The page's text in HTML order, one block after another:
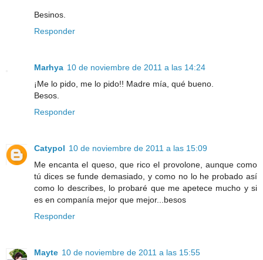
Besinos.
Responder
Marhya 10 de noviembre de 2011 a las 14:24
¡Me lo pido, me lo pido!! Madre mía, qué bueno.
Besos.
Responder
Catypol 10 de noviembre de 2011 a las 15:09
Me encanta el queso, que rico el provolone, aunque como
tú dices se funde demasiado, y como no lo he probado así
como lo describes, lo probaré que me apetece mucho y si
es en companía mejor que mejor...besos
Responder
Mayte 10 de noviembre de 2011 a las 15:55